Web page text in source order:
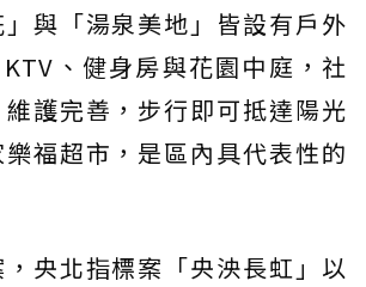
與「湯泉美地」皆設有戶外
、健身房與花園中庭，社
護完善，步行即可抵達陽光
福超市，是區內具代表性的
央北指標案「央泱長虹」以